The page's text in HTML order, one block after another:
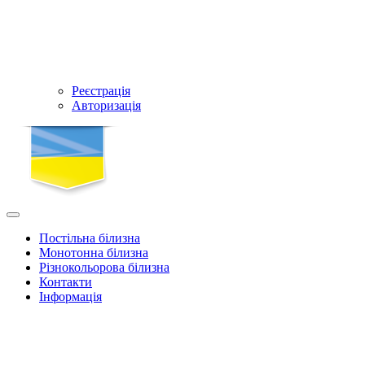
Реєстрація
Авторизація
Постільна білизна
Монотонна білизна
Різнокольорова білизна
Контакти
Інформація